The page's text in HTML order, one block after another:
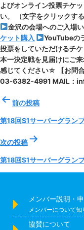
よびオンライン投票チケ
い。 （文字をクリックす
金沢の会場へのご入場
ケット購入
YouTubeの
投票をしていただけるチ
本一決定戦を見届けにご
感じてください☆ 【お問
03-6382-4991 MAIL：
投
ナ
ゲ
シ
ョ
前の投稿
第18回S1サーバーグラン
次の投稿
第18回S1サーバーグラン
メンバー説明・
メンバーについて
協賛について